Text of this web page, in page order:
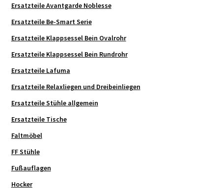
Ersatzteile Avantgarde Noblesse
Ersatzteile Be-Smart Serie
Ersatzteile Klappsessel Bein Ovalrohr
Ersatzteile Klappsessel Bein Rundrohr
Ersatzteile Lafuma
Ersatzteile Relaxliegen und Dreibeinliegen
Ersatzteile Stühle allgemein
Ersatzteile Tische
Faltmöbel
FF Stühle
Fußauflagen
Hocker